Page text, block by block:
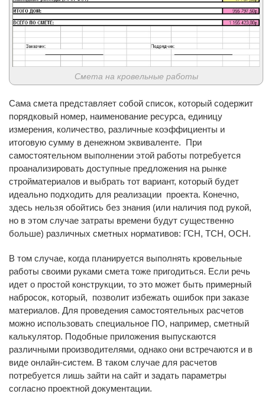
Смета на кровельные работы
Сама смета представляет собой список, который содержит
порядковый номер, наименование ресурса, единицу
измерения, количество, различные коэффициенты и
итоговую сумму в денежном эквиваленте. При
самостоятельном выполнении этой работы потребуется
проанализировать доступные предложения на рынке
стройматериалов и выбрать тот вариант, который будет
идеально подходить для реализации проекта. Конечно,
здесь нельзя обойтись без знания (или наличия под рукой,
но в этом случае затраты времени будут существенно
больше) различных сметных нормативов: ГСН, ТСН, ОСН.
В том случае, когда планируется выполнять кровельные
работы своими руками смета тоже пригодиться. Если речь
идет о простой конструкции, то это может быть примерный
набросок, который, позволит избежать ошибок при заказе
материалов. Для проведения самостоятельных расчетов
можно использовать специальное ПО, например, сметный
калькулятор. Подобные приложения выпускаются
различными производителями, однако они встречаются и в
виде онлайн-систем. В таком случае для расчетов
потребуется лишь зайти на сайт и задать параметры
согласно проектной документации.